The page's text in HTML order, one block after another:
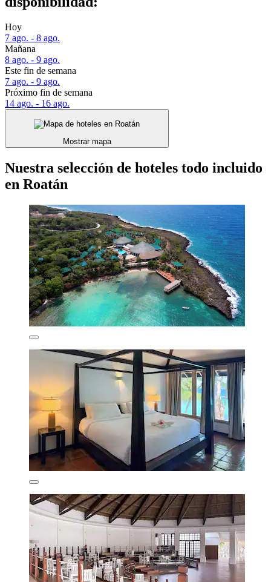
Hoy
7 ago. - 8 ago.
Mañana
8 ago. - 9 ago.
Este fin de semana
7 ago. - 9 ago.
Próximo fin de semana
14 ago. - 16 ago.
Mostrar mapa
Nuestra selección de hoteles todo incluido
en Roatán